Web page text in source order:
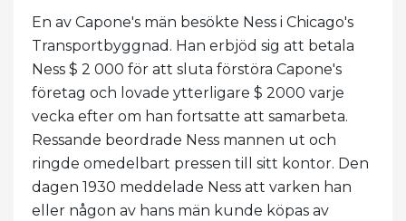
En av Capone's män besökte Ness i Chicago's
Transportbyggnad. Han erbjöd sig att betala
Ness $ 2 000 för att sluta förstöra Capone's
företag och lovade ytterligare $ 2000 varje
vecka efter om han fortsatte att samarbeta.
Ressande beordrade Ness mannen ut och
ringde omedelbart pressen till sitt kontor. Den
dagen 1930 meddelade Ness att varken han
eller någon av hans män kunde köpas av